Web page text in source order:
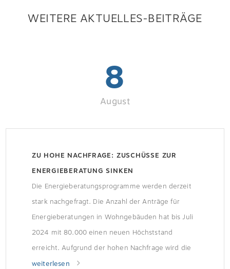
WEITERE AKTUELLES-BEITRÄGE
8
August
ZU HOHE NACHFRAGE: ZUSCHÜSSE ZUR
ENERGIEBERATUNG SINKEN
Die Energieberatungsprogramme werden derzeit
stark nachgefragt. Die Anzahl der Anträge für
Energieberatungen in Wohngebäuden hat bis Juli
2024 mit 80.000 einen neuen Höchststand
erreicht. Aufgrund der hohen Nachfrage wird die
Fördersumme seit dem 07. August deutlich
weiterlesen